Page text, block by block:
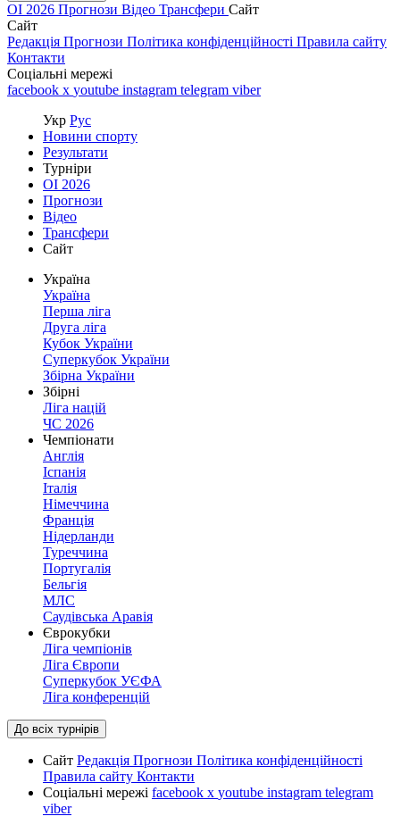
ОІ 2026 Прогнози Відео Трансфери Сайт
Сайт
Редакція Прогнози Політика конфіденційності Правила сайту
Контакти
Соціальні мережі
facebook x youtube instagram telegram viber
Укр Рус
Новини спорту
Результати
Турніри
ОІ 2026
Прогнози
Відео
Трансфери
Сайт
Україна
Україна
Перша ліга
Друга ліга
Кубок України
Суперкубок України
Збірна України
Збірні
Ліга націй
ЧС 2026
Чемпіонати
Англія
Іспанія
Італія
Німеччина
Франція
Нідерланди
Туреччина
Португалія
Бельгія
МЛС
Саудівська Аравія
Єврокубки
Ліга чемпіонів
Ліга Європи
Суперкубок УЄФА
Ліга конференцій
До всіх турнірів
Сайт Редакція Прогнози Політика конфіденційності
Правила сайту Контакти
Соціальні мережі facebook x youtube instagram telegram
viber